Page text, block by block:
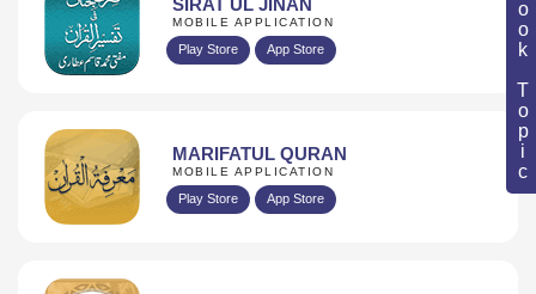
Book Topic
MOBILE APPLICATION
Play Store App Store
MARIFATUL QURAN
MOBILE APPLICATION
Play Store App Store